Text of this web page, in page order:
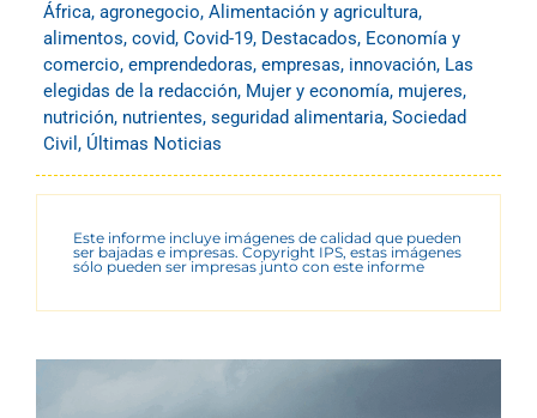
África, agronegocio, Alimentación y agricultura,
alimentos, covid, Covid-19, Destacados, Economía y
comercio, emprendedoras, empresas, innovación, Las
elegidas de la redacción, Mujer y economía, mujeres,
nutrición, nutrientes, seguridad alimentaria, Sociedad
Civil , Últimas Noticias
Este informe incluye imágenes de calidad que pueden
ser bajadas e impresas. Copyright IPS, estas imágenes
sólo pueden ser impresas junto con este informe